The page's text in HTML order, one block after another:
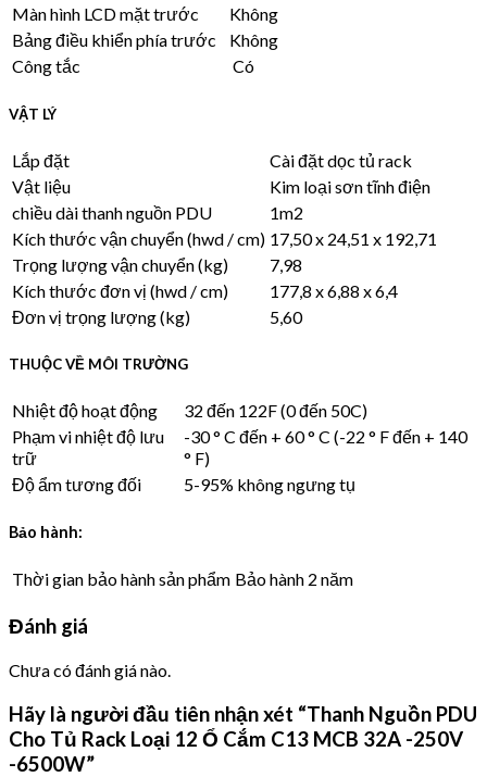
Màn hình LCD mặt trước
Không
Bảng điều khiển phía trước
Không
Công tắc
Có
VẬT LÝ
Lắp đặt
Cài đặt dọc tủ rack
Vật liệu
Kim loại sơn tĩnh điện
chiều dài thanh nguồn PDU
1m2
Kích thước vận chuyển (hwd / cm) 17,50 x 24,51 x 192,71
Trọng lượng vận chuyển (kg)
7,98
Kích thước đơn vị (hwd / cm)
177,8 x 6,88 x 6,4
Đơn vị trọng lượng (kg)
5,60
THUỘC VỀ MÔI TRƯỜNG
Nhiệt độ hoạt động
32 đến 122F (0 đến 50C)
Phạm vi nhiệt độ lưu
trữ
-30 ° C đến + 60 ° C (-22 ° F đến + 140
° F)
Độ ẩm tương đối
5-95% không ngưng tụ
Bảo hành:
Thời gian bảo hành sản phẩm Bảo hành 2 năm
Đánh giá
Chưa có đánh giá nào.
Hãy là người đầu tiên nhận xét “Thanh Nguồn PDU
Cho Tủ Rack Loại 12 Ổ Cắm C13 MCB 32A -250V
-6500W”